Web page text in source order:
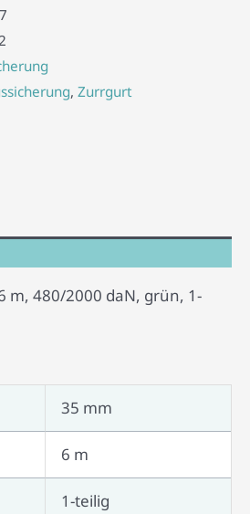
, Zurrgurt
m, 480/2000 daN, grün, 1-
35 mm
6 m
1-teilig